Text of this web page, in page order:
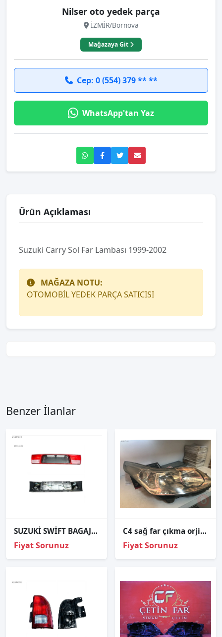
Nilser oto yedek parça
İZMİR/Bornova
Mağazaya Git
Cep: 0 (554) 379 ** **
WhatsApp'tan Yaz
Ürün Açıklaması
Suzuki Carry Sol Far Lambası 1999-2002
MAĞAZA NOTU:
OTOMOBİL YEDEK PARÇA SATICISI
Benzer İlanlar
SUZUKİ SWİFT BAGAJ STOP REFLEKTÖR (SEDAN) 1989-1994
Fiyat Sorunuz
C4 sağ far çıkma orjinal
Fiyat Sorunuz